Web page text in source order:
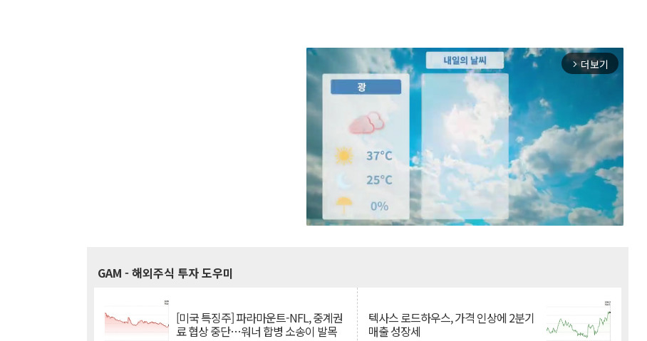
arrow_forward_ios 더보기
GAM - 해외주식 투자 도우미
[미국 특징주] 파라마운트-NFL, 중계권
료 협상 중단…워너 합병 소송이 발목
텍사스 로드하우스, 가격 인상에 2분기
매출 성장세